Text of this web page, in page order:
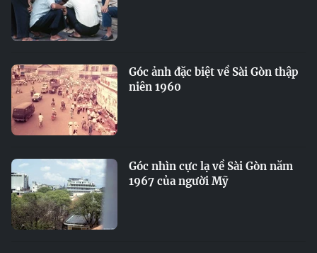
Góc ảnh đặc biệt về Sài Gòn thập
niên 1960
Góc nhìn cực lạ về Sài Gòn năm
1967 của người Mỹ